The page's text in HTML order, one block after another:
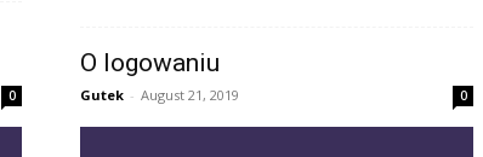
0
O logowaniu
Gutek - August 21, 2019 0